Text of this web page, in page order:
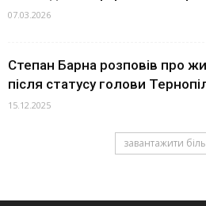
07.03.2026
Степан Барна розповів про
після статусу голови
15.12.2025
завантажити